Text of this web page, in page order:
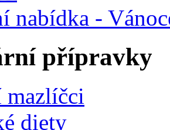
nabídka -
přípravky
diety